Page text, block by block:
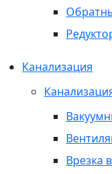
Канализация
Врезка